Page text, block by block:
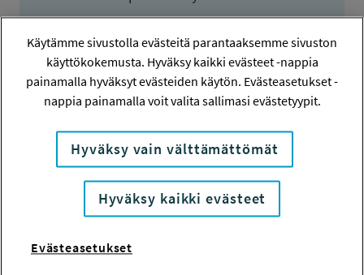
KK-Verve Oy
LISÄTIETOJA
Petri Levänen
petri.levanen@saimaantukipalvelut.fi
TOTEUTUSAIKA
13.9.2021 - 4.12.2022
18.6.2021
Käytämme sivustolla evästeitä parantaaksemme sivuston
käyttökokemusta. Hyväksy kaikki evästeet -nappia
painamalla hyväksyt evästeiden käytön. Evästeasetukset -
nappia painamalla voit valita sallimasi evästetyypit.
Hyväksy vain välttämättömät
Hyväksy kaikki evästeet
Evästeasetukset